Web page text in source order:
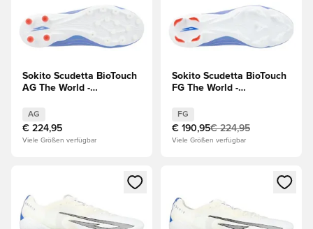
Sokito Scudetta BioTouch
AG The World -
AG
€ 224,95
Viele Größen verfügbar
Sokito Scudetta BioTouch
FG The World -
FG
€ 190,95€ 224,95
Viele Größen verfügbar
Öffnet ein Fenster zum Anmelden oder Registrieren als
Öffnet ein Fenster zum